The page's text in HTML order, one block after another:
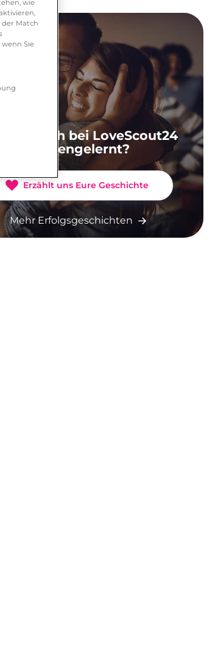
habt Euch bei LoveScout24
kennengelernt?
Erzählt uns Eure Geschichte
Mehr Erfolgsgeschichten
wie
der Match
Sie